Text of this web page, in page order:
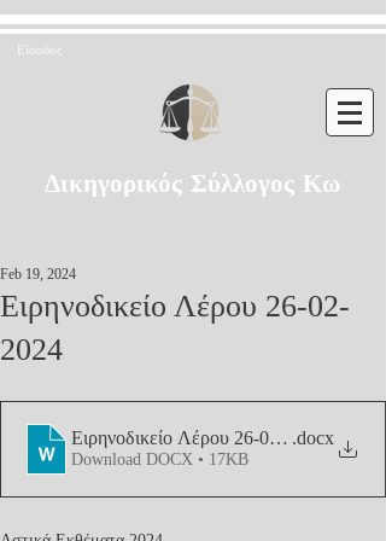
Είσοδος
Δικηγορικός Σύλλογος Κω
Ειρηνοδικείο Λέρου 26-02-
2024
Feb 19, 2024
Ειρηνοδικείο Λέρου 26-02-2024
.docx
Download DOCX • 17KB